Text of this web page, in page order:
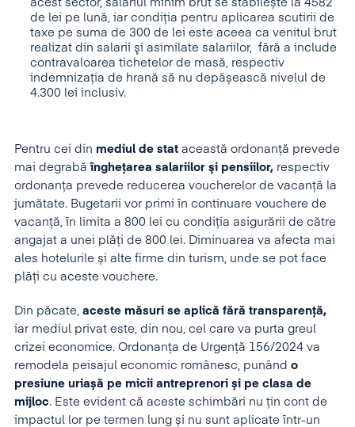
acest sector, salariul minim brut se stabilește la 4582
de lei pe lună, iar condiția pentru aplicarea scutirii de
taxe pe suma de 300 de lei este aceea ca venitul brut
realizat din salarii şi asimilate salariilor, fără a include
contravaloarea tichetelor de masă, respectiv
indemnizaţia de hrană să nu depășească nivelul de
4.300 lei inclusiv.
Pentru cei din mediul de stat această ordonanţă prevede
mai degrabă îngheţarea salariilor şi pensiilor, respectiv
ordonanţa prevede reducerea voucherelor de vacanţă la
jumătate. Bugetarii vor primi în continuare vouchere de
vacanță, în limita a 800 lei cu condiția asigurării de către
angajat a unei plăți de 800 lei. Diminuarea va afecta mai
ales hotelurile și alte firme din turism, unde se pot face
plăți cu aceste vouchere.
Din păcate, aceste măsuri se aplică fără transparență,
iar mediul privat este, din nou, cel care va purta greul
crizei economice. Ordonanța de Urgență 156/2024 va
remodela peisajul economic românesc, punând o
presiune uriașă pe micii antreprenori și pe clasa de
mijloc. Este evident că aceste schimbări nu țin cont de
impactul lor pe termen lung și nu sunt aplicate într-un